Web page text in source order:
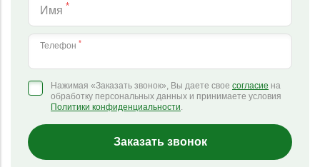
Имя *
Телефон *
Нажимая «Заказать звонок», Вы даете свое согласие на
обработку персональных данных и принимаете условия
Политики конфиденциальности.
Заказать звонок